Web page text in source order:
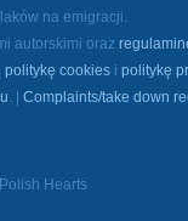
na emigracji.
autorskimi oraz
politykę cookies i politykę
. | Complaints/take down
Hearts